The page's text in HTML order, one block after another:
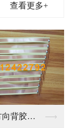
查看更多+
屏蔽铜箔焊引线收卷